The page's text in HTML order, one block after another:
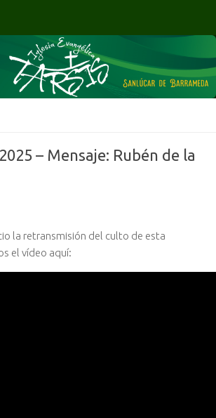
– Mensaje: Rubén de la
la retransmisión del culto de esta
el vídeo aquí: